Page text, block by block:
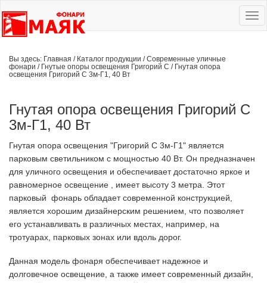
Вы здесь: Главная / Каталог продукции /Современные уличные
фонари / Гнутые опоры освещения Григорий С / Гнутая опора
освещения Григорий С 3м-Г1, 40 Вт
Гнутая опора освещения Григорий С
3м-Г1, 40 Вт
Гнутая опора освещения "Григорий С 3м-Г1" является
парковым светильником с мощностью 40 Вт. Он предназначен
для уличного освещения и обеспечивает достаточно яркое и
равномерное освещение , имеет высоту 3 метра. Этот
парковый фонарь обладает современной конструкцией,
является хорошим дизайнерским решением, что позволяет
его устанавливать в различных местах, например, на
тротуарах, парковых зонах или вдоль дорог.
Данная модель фонаря обеспечивает надежное и
долговечное освещение, а также имеет современный дизайн,